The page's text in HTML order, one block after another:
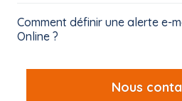
Comment définir une alerte e-
Online ?
Nous